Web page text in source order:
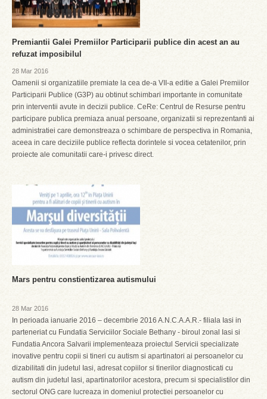
Premiantii Galei Premiilor Participarii publice din acest an au
refuzat imposibilul
28 Mar 2016
Oamenii si organizatiile premiate la cea de-a VII-a editie a Galei Premiilor
Participarii Publice (G3P) au obtinut schimbari importante in comunitate
prin interventii avute in decizii publice. CeRe: Centrul de Resurse pentru
participare publica premiaza anual persoane, organizatii si reprezentanti ai
administratiei care demonstreaza o schimbare de perspectiva in Romania,
aceea in care deciziile publice reflecta dorintele si vocea cetatenilor, prin
proiecte ale comunitatii care-i privesc direct.
Mars pentru constientizarea autismului
28 Mar 2016
In perioada ianuarie 2016 – decembrie 2016 A.N.C.A.A.R.- filiala Iasi in
parteneriat cu Fundatia Serviciilor Sociale Bethany - biroul zonal Iasi si
Fundatia Ancora Salvarii implementeaza proiectul Servicii specializate
inovative pentru copii si tineri cu autism si apartinatori ai persoanelor cu
dizabilitati din judetul Iasi, adresat copiilor si tinerilor diagnosticati cu
autism din judetul Iasi, apartinatorilor acestora, precum si specialistilor din
sectorul ONG care lucreaza in domeniul protectiei persoanelor cu